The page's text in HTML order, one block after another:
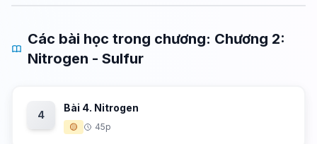
Các bài học trong chương: Chương 2:
Nitrogen - Sulfur
4
Bài 4. Nitrogen
🟡 45p